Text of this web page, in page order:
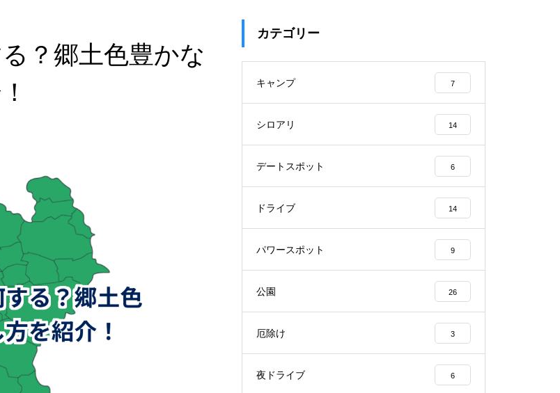
？郷土色豊かな
カテゴリー
キャンプ 7
シロアリ 14
デートスポット 6
ドライブ 14
パワースポット 9
公園 26
厄除け 3
夜ドライブ 6